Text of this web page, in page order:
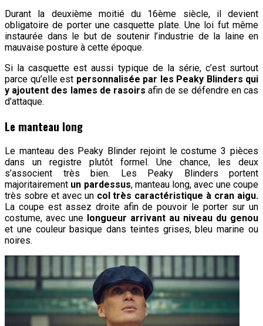
Durant la deuxième moitié du 16ème siècle, il devient
obligatoire de porter une casquette plate. Une loi fut même
instaurée dans le but de soutenir l’industrie de la laine en
mauvaise posture à cette époque.
Si la casquette est aussi typique de la série, c’est surtout
parce qu’elle est personnalisée par les Peaky Blinders qui
y ajoutent des lames de rasoirs afin de se défendre en cas
d’attaque.
Le manteau long
Le manteau des Peaky Blinder rejoint le costume 3 pièces
dans un registre plutôt formel. Une chance, les deux
s’associent très bien. Les Peaky Blinders portent
majoritairement un pardessus, manteau long, avec une coupe
très sobre et avec un col très caractéristique à cran aigu.
La coupe est assez droite afin de pouvoir le porter sur un
costume, avec une longueur arrivant au niveau du genou
et une couleur basique dans teintes grises, bleu marine ou
noires.